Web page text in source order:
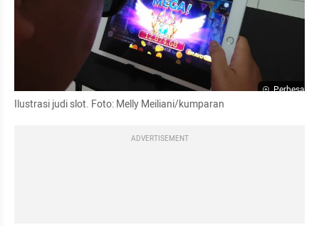
Perbesar
Ilustrasi judi slot. Foto: Melly Meiliani/kumparan
ADVERTISEMENT